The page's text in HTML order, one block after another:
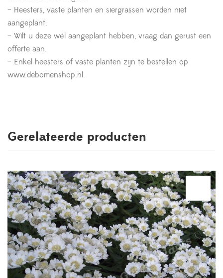
– Heesters, vaste planten en siergrassen worden niet
aangeplant.
– Wilt u deze wél aangeplant hebben, vraag dan gerust een
offerte aan.
– Enkel heesters of vaste planten zijn te bestellen op
www.debomenshop.nl.
Gerelateerde producten